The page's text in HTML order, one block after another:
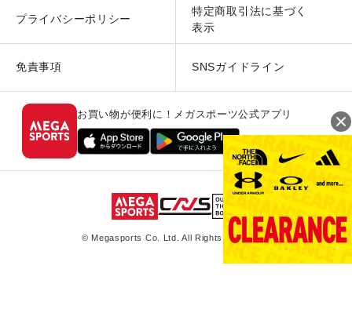
プライバシーポリシー
特定商取引法に基づく
表示
免責事項 SNSガイドライン
お買い物が便利に！メガスポーツ公式アプリ
© Megasports Co. Ltd. All Rights Reserved.